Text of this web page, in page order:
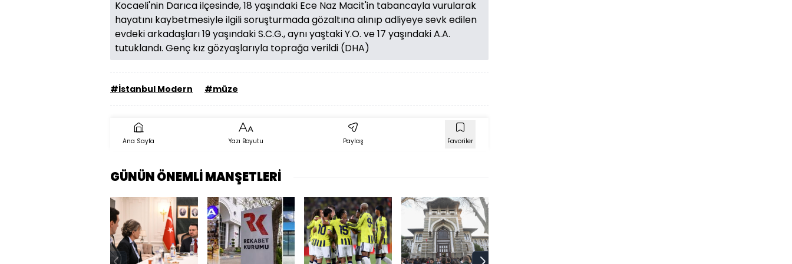
Kocaeli'nin Darıca ilçesinde, 18 yaşındaki Ece Naz Macit'in tabancayla vurularak
hayatını kaybetmesiyle ilgili soruşturmada gözaltına alınıp adliyeye sevk edilen
evdeki arkadaşları 19 yaşındaki S.C.G., aynı yaştaki Y.O. ve 17 yaşındaki A.A.
tutuklandı. Genç kız gözyaşlarıyla toprağa verildi (DHA)
#İstanbul Modern #müze
Ana Sayfa Yazı Boyutu Paylaş Favoriler
GÜNÜN ÖNEMLİ MANŞETLERİ